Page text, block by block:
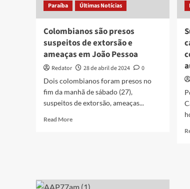
Paraíba Últimas Notícias
Colombianos são presos
suspeitos de extorsão e
ameaças em João Pessoa
Redator 28 de abril de 2024
0
Dois colombianos foram presos no
fim da manhã de sábado (27),
suspeitos de extorsão, ameaças...
Read MoreRead